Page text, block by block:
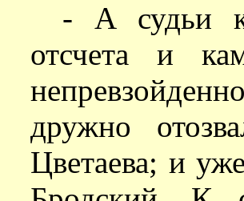
- А судьи
отсчета и
дружно
Цветаева; и